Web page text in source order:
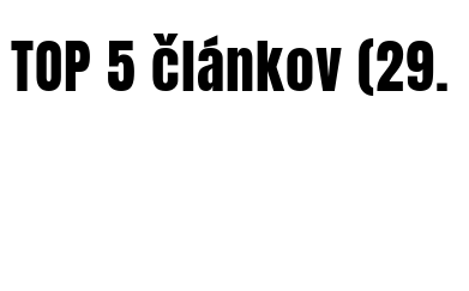
TOP 5 článkov (29.